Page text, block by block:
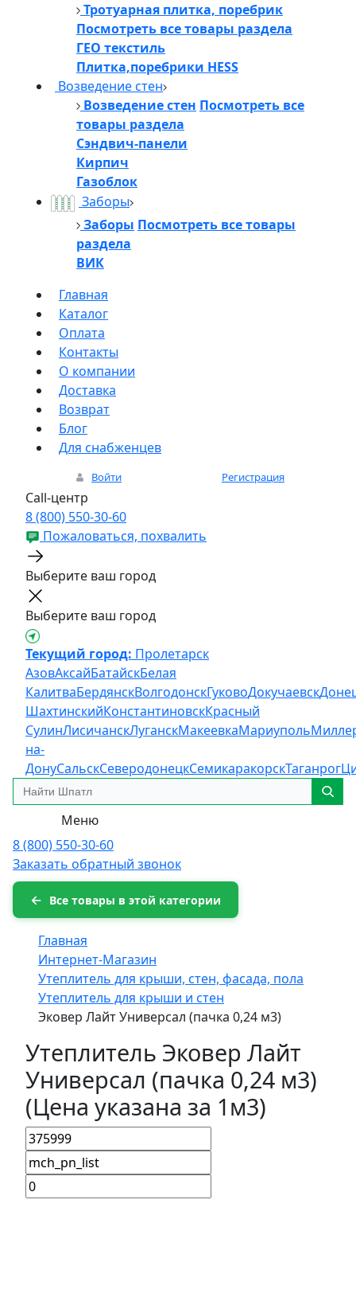
Тротуарная плитка, поребрик
Посмотреть все товары раздела
ГЕО текстиль
Плитка,поребрики HESS
Возведение стен
Возведение стен Посмотреть все
товары раздела
Сэндвич-панели
Кирпич
Газоблок
Заборы
Заборы Посмотреть все товары
раздела
ВИК
Главная
Каталог
Оплата
Контакты
О компании
Доставка
Возврат
Блог
Для снабженцев
Войти Регистрация
Call-центр
8 (800) 550-30-60
Пожаловаться, похвалить
Выберите ваш город
Выберите ваш город
Текущий город: Пролетарск
АзовАксайБатайскБелая
КалитваБердянскВолгодонскГуковоДокучаевск
ШахтинскийКонстантиновскКрасный
СулинЛисичанскЛуганскМакеевкаМариуполь
на-
ДонуСальскСеверодонецкСемикаракорскТаганрог
Меню
8 (800) 550-30-60
Заказать обратный звонок
Все товары в этой категории
Главная
Интернет-Магазин
Утеплитель для крыши, стен, фасада, пола
Утеплитель для крыши и стен
Эковер Лайт Универсал (пачка 0,24 м3)
Утеплитель Эковер Лайт
Универсал (пачка 0,24 м3)
(Цена указана за 1м3)